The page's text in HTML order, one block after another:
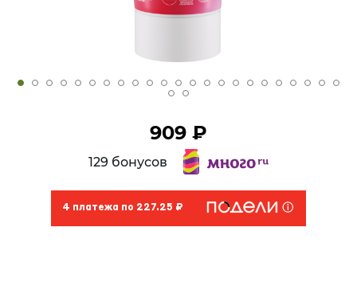
909 ₽
129 бонусов
4 платежа по 227.25 ₽